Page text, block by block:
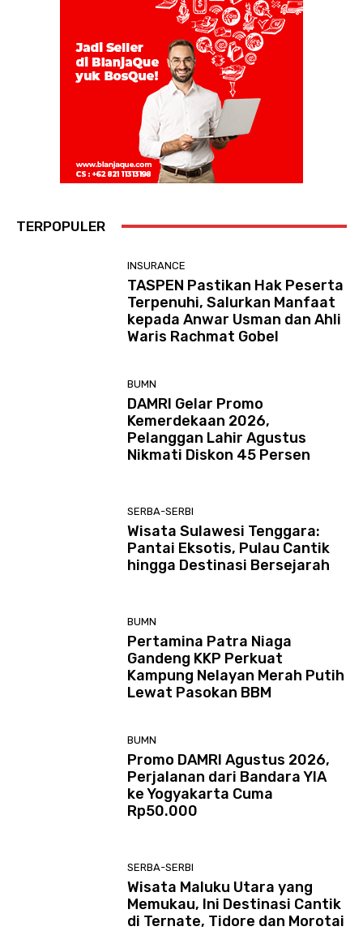
TERPOPULER
INSURANCE
TASPEN Pastikan Hak Peserta
Terpenuhi, Salurkan Manfaat
kepada Anwar Usman dan Ahli
Waris Rachmat Gobel
BUMN
DAMRI Gelar Promo
Kemerdekaan 2026,
Pelanggan Lahir Agustus
Nikmati Diskon 45 Persen
SERBA-SERBI
Wisata Sulawesi Tenggara:
Pantai Eksotis, Pulau Cantik
hingga Destinasi Bersejarah
BUMN
Pertamina Patra Niaga
Gandeng KKP Perkuat
Kampung Nelayan Merah Putih
Lewat Pasokan BBM
BUMN
Promo DAMRI Agustus 2026,
Perjalanan dari Bandara YIA
ke Yogyakarta Cuma
Rp50.000
SERBA-SERBI
Wisata Maluku Utara yang
Memukau, Ini Destinasi Cantik
di Ternate, Tidore dan Morotai